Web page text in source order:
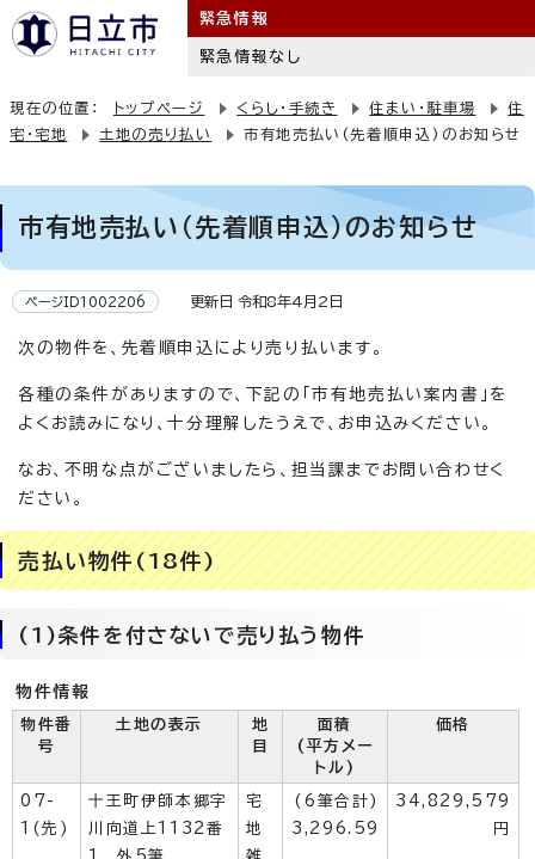
緊急情報
緊急情報なし
現在の位置： トップページ くらし・手続き 住まい・駐車場
住
宅・宅地
土地の売り払い 市有地売払い(先着順申込)のお知らせ
市有地売払い(先着順申込)のお知らせ
ページID1002206 更新日 令和8年4月2日
次の物件を、先着順申込により売り払います。
各種の条件がありますので、下記の「市有地売払い案内書」を
よくお読みになり、十分理解したうえで、お申込みください。
なお、不明な点がございましたら、担当課までお問い合わせく
ださい。
売払い物件(18件)
(1)条件を付さないで売り払う物件
物件情報
物件番
号
土地の表示
地
目
面積
(平方メー
トル)
価格
07-
1(先)
十王町伊師本郷字
川向道上1132番
宅
地
(6筆合計)
3,296.59
34,829,579
円